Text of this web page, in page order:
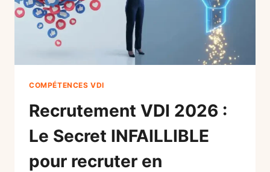
COMPÉTENCES VDI
Recrutement VDI 2026 :
Le Secret INFAILLIBLE
pour recruter en